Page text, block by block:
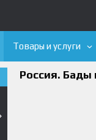
Товары и услуги
Россия. Бады